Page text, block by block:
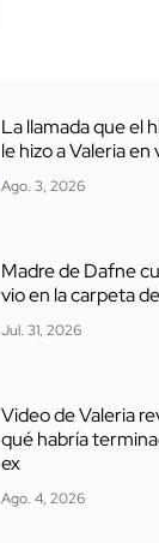
La llamada que el
le hizo a Valeria en
Ago. 3, 2026
Madre de Dafne
vio en la carpeta
Jul. 31, 2026
Video de Valeria
qué habría
ex
Ago. 4, 2026